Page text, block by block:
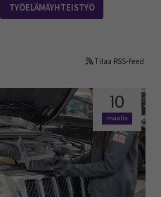
TYÖELÄMÄYHTEISTYÖ
Tilaa RSS-feed
10
maalis